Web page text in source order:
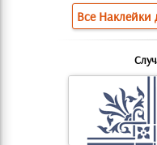
Все Наклейки